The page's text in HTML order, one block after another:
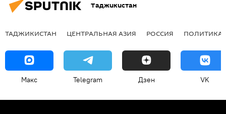
Таджикистан
ТАДЖИКИСТАН ЦЕНТРАЛЬНАЯ АЗИЯ РОССИЯ ПОЛИТИКА
Макс Telegram Дзен VK